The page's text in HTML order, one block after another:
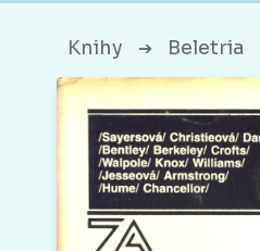
Knihy ➔ Beletria